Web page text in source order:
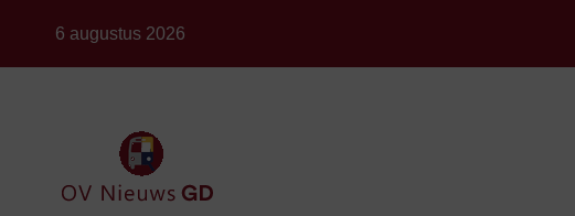
6 augustus 2026